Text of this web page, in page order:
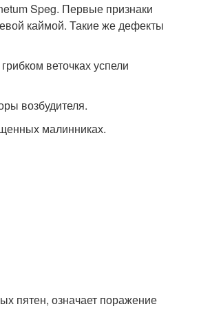
Speg. Первые признаки
каймой. Такие же дефекты
веточках успели
возбудителя.
малинниках.
пятен, означает поражение